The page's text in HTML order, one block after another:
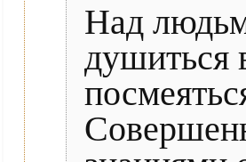
Над
душиться